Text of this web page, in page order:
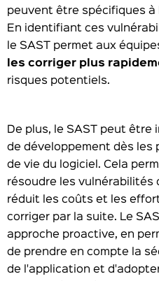
peuvent être spécifiques
En identifiant ces
le SAST permet aux
les corriger plus
risques potentiels.
De plus, le SAST peut être
de développement dès les
de vie du logiciel. Cela
résoudre les vulnérabilités
réduit les coûts et les
corriger par la suite. Le
approche proactive, en
de prendre en compte la
de l'application et